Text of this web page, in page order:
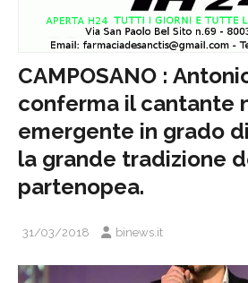
CAMPOSANO :
conferma il cantante
emergente in grado
la grande tradizione
partenopea.
31/03/2018 binews.it